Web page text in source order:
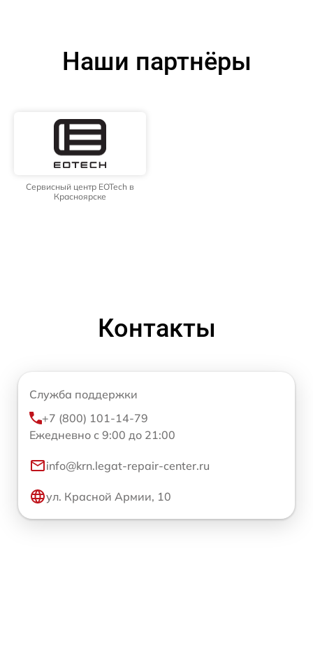
Наши партнёры
Сервисный центр EOTech в
Красноярске
Контакты
Служба поддержки
+7 (800) 101-14-79
Ежедневно с 9:00 до 21:00
info@krn.legat-repair-center.ru
ул. Красной Армии, 10